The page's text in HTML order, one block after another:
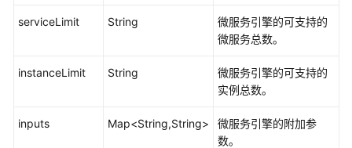
问
视
serviceLimit String
微服务引擎的可支持的
微服务总数。
instanceLimit String
微服务引擎的可支持的
实例总数。
inputs Map<String,String>
微服务引擎的附加参
数。